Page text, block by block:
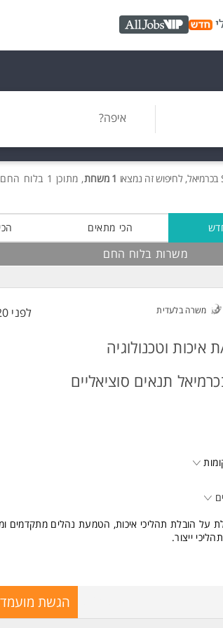
AllJobs VIP
איפה?
1 משרות , מתוכן 1 בלוח החם חינם!
הכי מתאים
משרות בלוח החם
משרה בלעדית לפני 20 שעות
וטכנולוגיה
תנאים סוציאליים
על הובלת תהליכי איכות, הטמעת נהלים מתקדמים
ייצור.
בתקלות, חקר כשלים ויישום פעולות מתקנות
הגשת